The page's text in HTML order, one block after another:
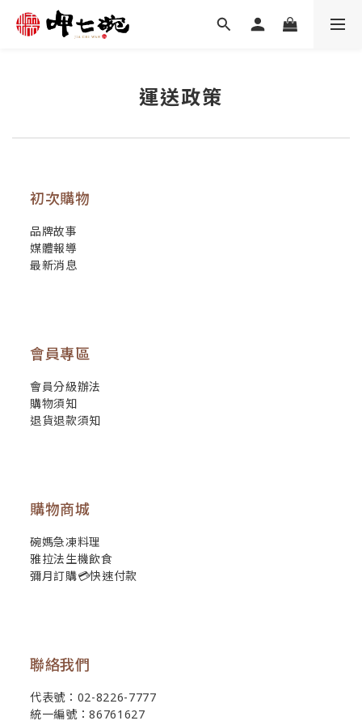
運送政策
初次購物
品牌故事
媒體報導
最新消息
會員專區
會員分級辦法
購物須知
退貨退款須知
購物商城
碗媽急凍料理
雅拉法生機飲食
彌月訂購💳快速付款
聯絡我們
代表號：02-8226-7777
統一編號：86761627